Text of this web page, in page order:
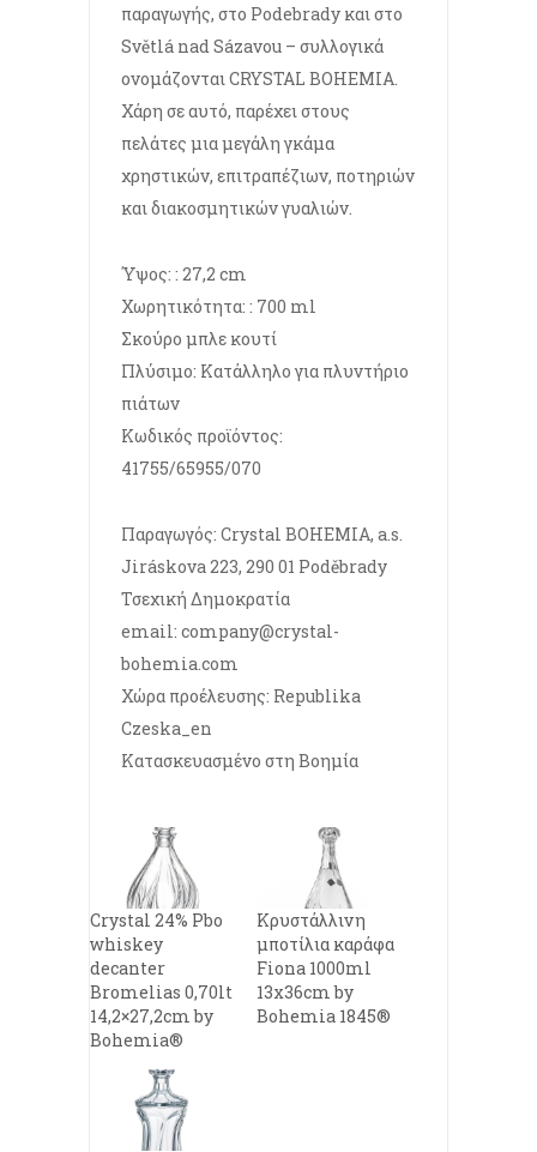
παραγωγής, στο Podebrady και στο
Světlá nad Sázavou – συλλογικά
ονομάζονται CRYSTAL BOHEMIA.
Χάρη σε αυτό, παρέχει στους
πελάτες μια μεγάλη γκάμα
χρηστικών, επιτραπέζιων, ποτηριών
και διακοσμητικών γυαλιών.
Ύψος: : 27,2 cm
Χωρητικότητα: : 700 ml
Σκούρο μπλε κουτί
Πλύσιμο: Κατάλληλο για πλυντήριο
πιάτων
Κωδικός προϊόντος:
41755/65955/070
Παραγωγός: Crystal BOHEMIA, a.s.
Jiráskova 223, 290 01 Poděbrady
Τσεχική Δημοκρατία
email: company@crystal-
bohemia.com
Χώρα προέλευσης: Republika
Czeska_en
Κατασκευασμένο στη Βοημία
Crystal 24% Pbo
whiskey
decanter
Bromelias 0,70lt
14,2×27,2cm by
Bohemia®
Κρυστάλλινη
μποτίλια καράφα
Fiona 1000ml
13x36cm by
Bohemia 1845®